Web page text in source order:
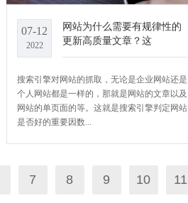
07-12
2022
网站为什么需要有规律性的
更新高质量文章？这
搜索引擎对网站的抓取，无论是企业网站还是
个人网站都是一样的，那就是网站的文章以及
网站的单页面的等。这就是搜索引擎判定网站
是否好的重要因数...
7 8 9 10 11